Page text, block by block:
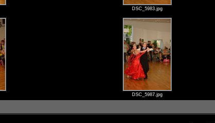
DSC_5983.jpg
DSC_5987.jpg